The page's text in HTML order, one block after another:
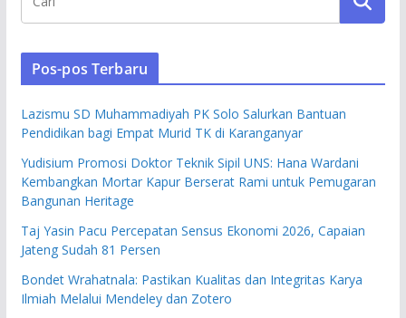
Pos-pos Terbaru
Lazismu SD Muhammadiyah PK Solo Salurkan Bantuan
Pendidikan bagi Empat Murid TK di Karanganyar
Yudisium Promosi Doktor Teknik Sipil UNS: Hana Wardani
Kembangkan Mortar Kapur Berserat Rami untuk Pemugaran
Bangunan Heritage
Taj Yasin Pacu Percepatan Sensus Ekonomi 2026, Capaian
Jateng Sudah 81 Persen
Bondet Wrahatnala: Pastikan Kualitas dan Integritas Karya
Ilmiah Melalui Mendeley dan Zotero